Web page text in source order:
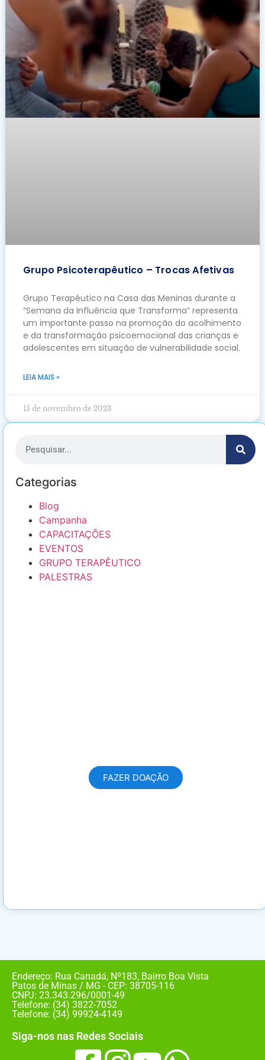
Grupo Psicoterapêutico – Trocas Afetivas
Grupo Terapêutico na Casa das Meninas durante a
“Semana da Influência que Transforma” representa
um importante passo na promoção do acolhimento
e da transformação psicoemocional das crianças e
adolescentes em situação de vulnerabilidade social.
LEIA MAIS »
15 de novembro de 2023
Categorias
Blog
Campanha
CAPACITAÇÕES
EVENTOS
GRUPO TERAPÊUTICO
PALESTRAS
FAZER DOAÇÃO
Endereço: Rua Canadá, Nº183, Bairro Boa Vista
Patos de Minas / MG - CEP: 38705-116
CNPJ: 23.343.296/0001-49
Telefone: (34) 3822-7052
Telefone: (34) 99924-4149
Siga-nos nas Redes Sociais